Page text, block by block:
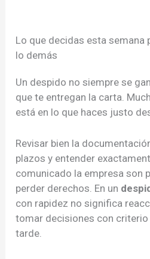
Lo que decidas esta semana
lo demás
Un despido no siempre se
que te entregan la carta.
está en lo que haces justo
Revisar bien la
plazos y entender
comunicado la empresa son
perder derechos. En un
con rapidez no significa
tomar decisiones con criterio
tarde.